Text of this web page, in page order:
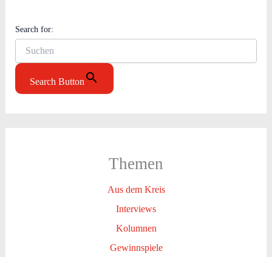
Search for:
Search Button
Themen
Aus dem Kreis
Interviews
Kolumnen
Gewinnspiele